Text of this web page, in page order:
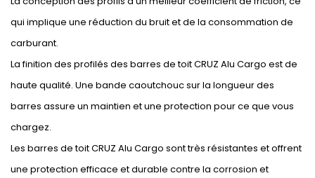
qui implique une réduction du bruit et de la consommation de
carburant.
La finition des profilés des barres de toit CRUZ Alu Cargo est de
haute qualité. Une bande caoutchouc sur la longueur des
barres assure un maintien et une protection pour ce que vous
chargez.
Les barres de toit CRUZ Alu Cargo sont très résistantes et offrent
une protection efficace et durable contre la corrosion et